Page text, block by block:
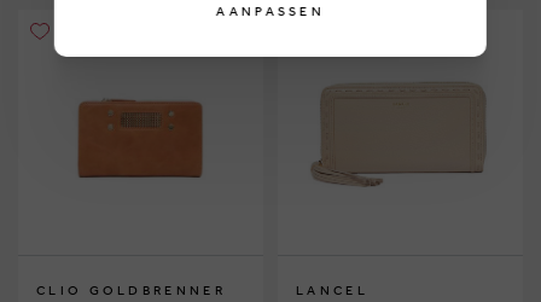
CLIO GOLDBRENNER LANCEL
AANPASSEN